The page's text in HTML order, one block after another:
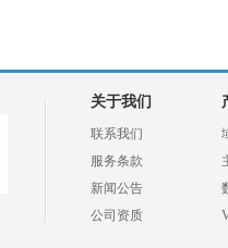
关于我们
联系我们
服务条款
新闻公告
公司资质